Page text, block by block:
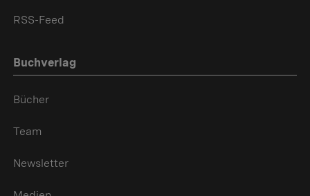
RSS-Feed
Buchverlag
Bücher
Team
Newsletter